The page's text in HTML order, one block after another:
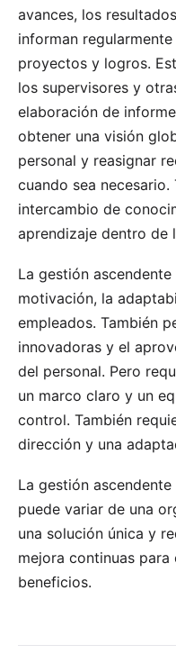
avances, los
informan
proyectos y logros.
los supervisores y
elaboración de
obtener una visión
personal y reasignar
cuando sea
intercambio de
aprendizaje dentro de
La gestión
motivación, la
empleados. También
innovadoras y el
del personal. Pero
un marco claro y un
control. También
dirección y una
La gestión
puede variar de una
una solución única y
mejora continuas
beneficios.